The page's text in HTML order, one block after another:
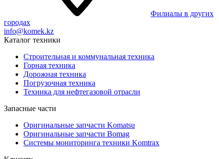
Филиалы в других
городах
info@komek.kz
Каталог техники
Строительная и коммунальная техника
Горная техника
Дорожная техника
Погрузочная техника
Техника для нефтегазовой отрасли
Запасные части
Оригинальные запчасти Komatsu
Оригинальные запчасти Bomag
Системы мониторинга техники Komtrax